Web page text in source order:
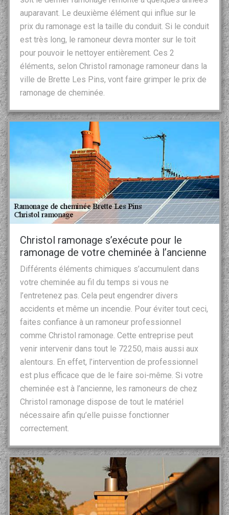
auparavant. Le deuxième élément qui influe sur le
prix du ramonage est la taille du conduit. Si le conduit
est très long, le ramoneur devra monter sur le toit
pour pouvoir le nettoyer entièrement. Ces 2
éléments, selon Christol ramonage ramoneur dans la
ville de Brette Les Pins, vont faire grimper le prix de
ramonage de cheminée.
Christol ramonage s’exécute pour le
ramonage de votre cheminée à l’ancienne
Différents éléments chimiques s’accumulent dans
votre cheminée au fil du temps si vous ne
l’entretenez pas. Cela peut engendrer divers
accidents et même un incendie. Pour éviter tout ceci,
faites confiance à un ramoneur professionnel
comme Christol ramonage. Cette entreprise peut
venir intervenir dans tout le 72250, mais aussi aux
alentours. En effet, l’intervention de professionnel
est plus efficace que de le faire soi-même. Si votre
cheminée est à l’ancienne, les ramoneurs de chez
Christol ramonage dispose de tout le matériel
nécessaire afin qu’elle puisse fonctionner
correctement.